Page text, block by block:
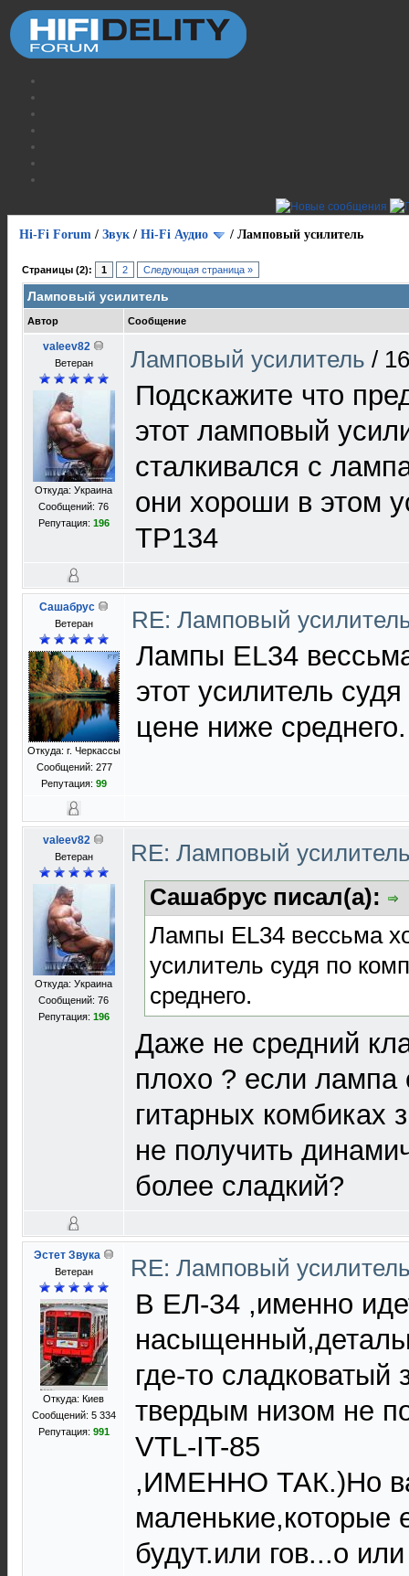
Hi-Fi Forum / Звук / Hi-Fi Аудио / Ламповый усилитель
Страницы (2): 1 2 Следующая страница »
Ламповый усилитель
Автор Сообщение
valeev82
Ветеран
Откуда: Украина
Сообщений: 76
Репутация: 196
Ламповый усилитель /
Подскажите что
этот ламповый
сталкивался с
они хороши в этом
TP134
Сашабрус
Ветеран
Откуда: г. Черкассы
Сообщений: 277
Репутация: 99
RE: Ламповый
Лампы EL34
этот усилитель
цене ниже среднего.
valeev82
Ветеран
Откуда: Украина
Сообщений: 76
Репутация: 196
RE: Ламповый
Сашабрус писал(а):
Лампы EL34 вессьма
усилитель судя по
среднего.
Даже не средний
плохо ? если лампа
гитарных комбиках
не получить
более сладкий?
Эстет Звука
Ветеран
Откуда: Киев
Сообщений: 5 334
Репутация: 991
RE: Ламповый
В ЕЛ-34 ,именно
где-то сладковатый
твердым низом не
VTL-IT-85
,ИМЕННО ТАК.)Но
маленькие,которые
будут.или гов...о